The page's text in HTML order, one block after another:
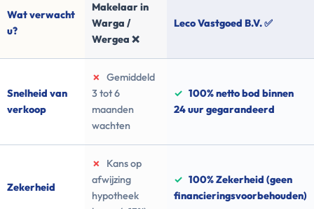
Wat verwacht
u?
Makelaar in
Warga /
Wergea ❌
Leco Vastgoed B.V. ✅
Snelheid van
verkoop
✗
Gemiddeld
3 tot 6
maanden
wachten
✓ 100% netto bod binnen
24 uur gegarandeerd
Zekerheid
✗
Kans op
afwijzing
hypotheek
✓ 100% Zekerheid (geen
financieringsvoorbehouden)